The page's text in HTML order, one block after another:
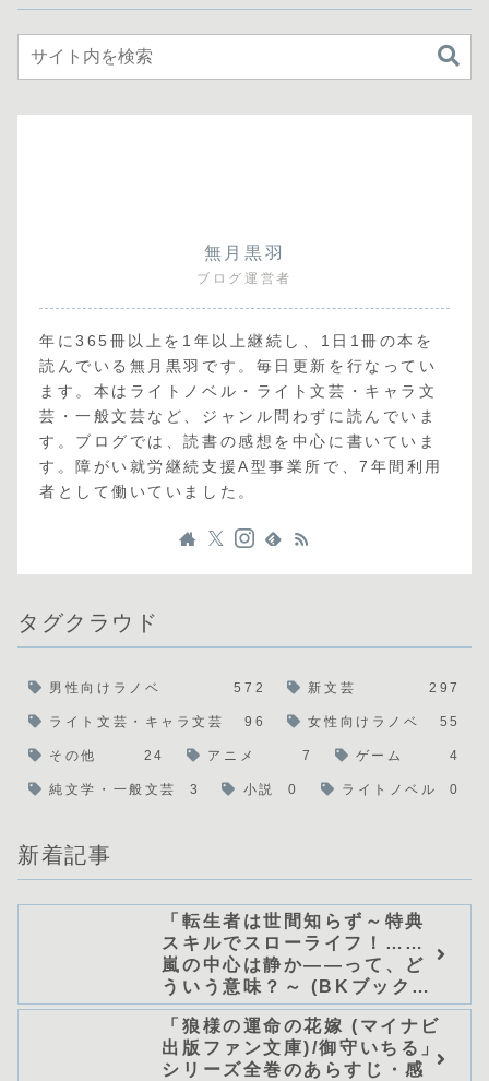
無月黒羽
ブログ運営者
年に365冊以上を1年以上継続し、1日1冊の本を
読んでいる無月黒羽です。毎日更新を行なってい
ます。本はライトノベル・ライト文芸・キャラ文
芸・一般文芸など、ジャンル問わずに読んでいま
す。ブログでは、読書の感想を中心に書いていま
す。障がい就労継続支援A型事業所で、7年間利用
者として働いていました。
タグクラウド
男性向けラノベ 572 新文芸 297
ライト文芸・キャラ文芸 96 女性向けラノベ 55
その他 24 アニメ 7 ゲーム 4
純文学・一般文芸 3 小説 0 ライトノベル 0
新着記事
「転生者は世間知らず～特典
スキルでスローライフ！……
嵐の中心は静か――って、ど
ういう意味？～ (BKブック
ス)/唖鳴蝉」シリーズ全巻のあ
らすじ・感想
「狼様の運命の花嫁 (マイナビ
出版ファン文庫)/御守いちる」
シリーズ全巻のあらすじ・感